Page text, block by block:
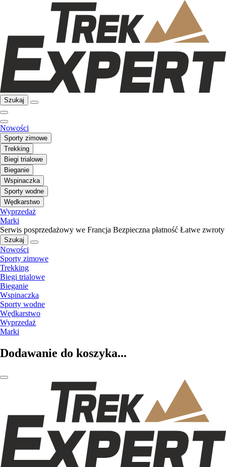
Szukaj
Nowości
Sporty zimowe
Trekking
Biegi trialowe
Bieganie
Wspinaczka
Sporty wodne
Wędkarstwo
Wyprzedaż
Marki
Serwis posprzedażowy we Francja Bezpieczna płatność Łatwe zwroty
Szukaj
Nowości
Sporty zimowe
Trekking
Biegi trialowe
Bieganie
Wspinaczka
Sporty wodne
Wędkarstwo
Wyprzedaż
Marki
Dodawanie do koszyka...